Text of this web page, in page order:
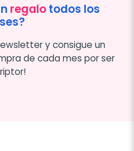
regalotodos los
y consigue un
de cada mes por ser